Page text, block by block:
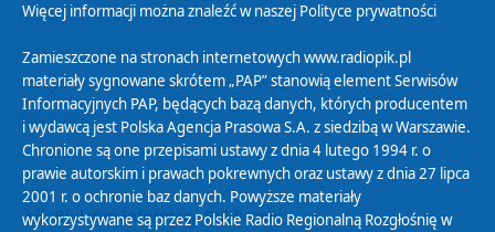
Organizacje Pożytku Publicznego
Cyfryzacja DAB+
Polityka ochrony danych osobowych
Abonament
Zamówienia publiczne
Biuletyn Informacji Publicznej
Więcej informacji można znaleźć w naszej Polityce prywatności
Zamieszczone na stronach internetowych www.radiopik.pl
materiały sygnowane skrótem „PAP” stanowią element Serwisów
Informacyjnych PAP, będących bazą danych, których producentem
i wydawcą jest Polska Agencja Prasowa S.A. z siedzibą w Warszawie.
Chronione są one przepisami ustawy z dnia 4 lutego 1994 r. o
prawie autorskim i prawach pokrewnych oraz ustawy z dnia 27 lipca
2001 r. o ochronie baz danych. Powyższe materiały
wykorzystywane są przez Polskie Radio Regionalną Rozgłośnię w